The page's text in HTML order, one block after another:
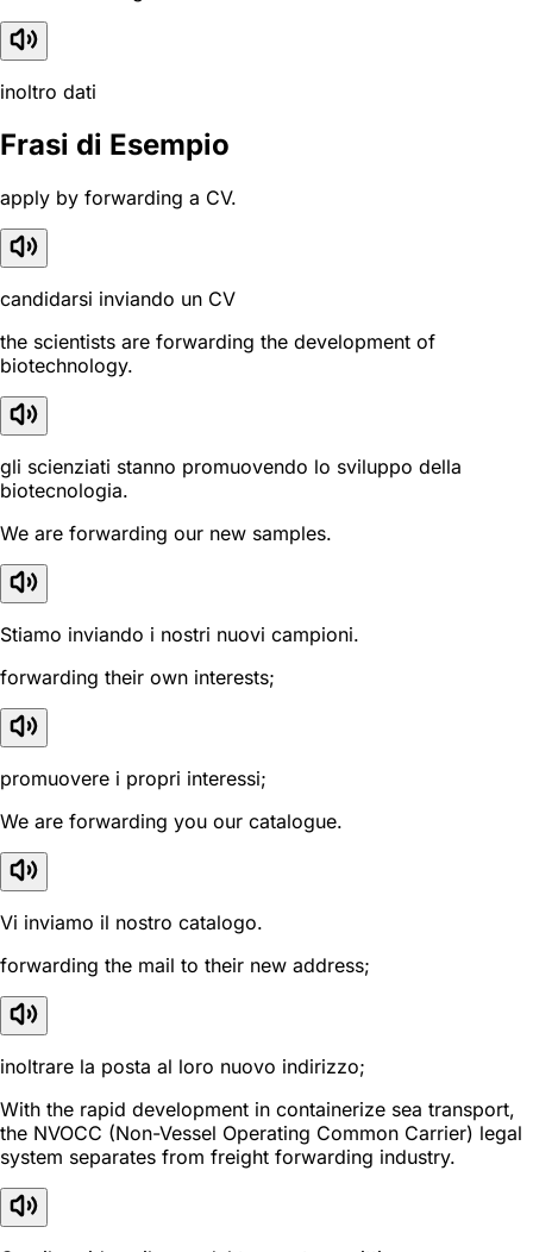
inoltro dati
Frasi di Esempio
apply by forwarding a CV.
candidarsi inviando un CV
the scientists are forwarding the development of
biotechnology.
gli scienziati stanno promuovendo lo sviluppo della
biotecnologia.
We are forwarding our new samples.
Stiamo inviando i nostri nuovi campioni.
forwarding their own interests;
promuovere i propri interessi;
We are forwarding you our catalogue.
Vi inviamo il nostro catalogo.
forwarding the mail to their new address;
inoltrare la posta al loro nuovo indirizzo;
With the rapid development in containerize sea transport,
the NVOCC (Non-Vessel Operating Common Carrier) legal
system separates from freight forwarding industry.